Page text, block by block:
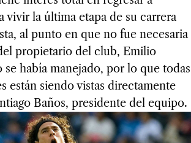
vivir la última etapa de su carrera
al punto en que no fue necesaria
propietario del club, Emilio
se había manejado, por lo que todas
están siendo vistas directamente
Baños, presidente del equipo.